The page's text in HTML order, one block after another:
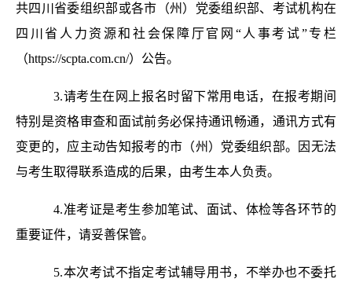
共四川省委组织部或各市（州）党委组织部、考试机构在
四川省人力资源和社会保障厅官网“人事考试”专栏
（https://scpta.com.cn/）公告。
3.请考生在网上报名时留下常用电话，在报考期间
特别是资格审查和面试前务必保持通讯畅通，通讯方式有
变更的，应主动告知报考的市（州）党委组织部。因无法
与考生取得联系造成的后果，由考生本人负责。
4.准考证是考生参加笔试、面试、体检等各环节的
重要证件，请妥善保管。
5.本次考试不指定考试辅导用书，不举办也不委托